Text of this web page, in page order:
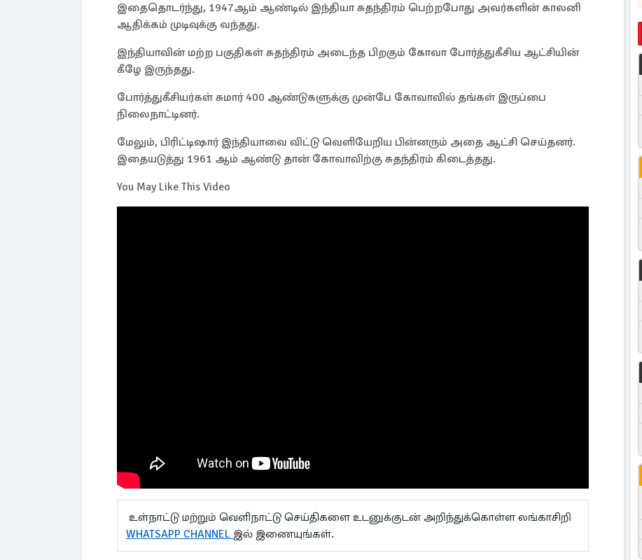
இதைதொடர்ந்து, 1947ஆம் ஆண்டில் இந்தியா சுதந்திரம் பெற்றபோது அவர்களின் காலனி
ஆதிக்கம் முடிவுக்கு வந்தது.
இந்தியாவின் மற்ற பகுதிகள் சுதந்திரம் அடைந்த பிறகும் கோவா போர்த்துகீசிய ஆட்சியின்
கீழே இருந்தது.
போர்த்துகீசியர்கள் சுமார் 400 ஆண்டுகளுக்கு முன்பே கோவாவில் தங்கள் இருப்பை
நிலைநாட்டினர்.
மேலும், பிரிட்டிஷார் இந்தியாவை விட்டு வெளியேறிய பின்னரும் அதை ஆட்சி செய்தனர்.
இதையடுத்து 1961 ஆம் ஆண்டு தான் கோவாவிற்கு சுதந்திரம் கிடைத்தது.
You May Like This Video
உள்நாட்டு மற்றும் வெளிநாட்டு செய்திகளை உடனுக்குடன் அறிந்துக்கொள்ள லங்காசிறி
WHATSAPP CHANNEL இல் இணையுங்கள்.